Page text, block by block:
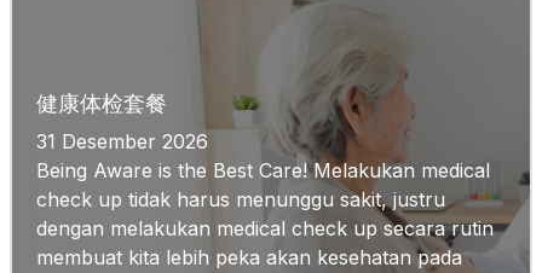
健康体检套餐
31 Desember 2026
Being Aware is the Best Care! Melakukan medical
check up tidak harus menunggu sakit, justru
dengan melakukan medical check up secara rutin
membuat kita lebih peka akan kesehatan pada